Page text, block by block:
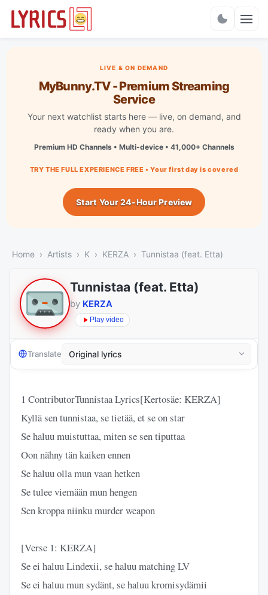
LIVE & ON DEMAND
MyBunny.TV - Premium Streaming
Service
Your next watchlist starts here — live, on demand, and
ready when you are.
Premium HD Channels • Multi-device • 41,000+ Channels
TRY THE FULL EXPERIENCE FREE • Your first day is covered
Start Your 24-Hour Preview
Home Artists K KERZA Tunnistaa (feat. Etta)
Tunnistaa (feat. Etta)
by KERZA
Play video
Translate
1 ContributorTunnistaa Lyrics[Kertosäe: KERZA]
Kyllä sen tunnistaa, se tietää, et se on star
Se haluu muistuttaa, miten se sen tiputtaa
Oon nähny tän kaiken ennen
Se haluu olla mun vaan hetken
Se tulee viemään mun hengen
Sen kroppa niinku murder weapon
[Verse 1: KERZA]
Se ei haluu Lindexii, se haluu matching LV
Se ei haluu mun sydänt, se haluu kromisydämii